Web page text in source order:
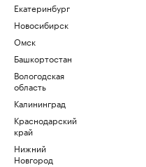
Екатеринбург
Новосибирск
Омск
Башкортостан
Вологодская
область
Калининград
Краснодарский
край
Нижний
Новгород